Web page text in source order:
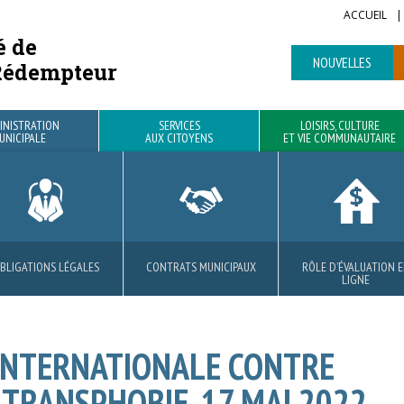
ACCUEIL
de
NOUVELLES
LÉGALES CONTRATS MUNICIPAUX RÔLE D’ÉVALUATION
LIGNE
SERVICES
AUX CITOYENS
VOIRIE MATIÈRES RÉSIDUELLES SÉCURITÉ PUBLIQUE
CIVILE
LOISIRS, CULTURE
ET VIE COMMUNAUTAIRE
BIBLIOTHÈQUE PARCS ET SENTIERS LOCATION DE SALLE
RÉSIDENTIELS AVANTAGES
CONTRE